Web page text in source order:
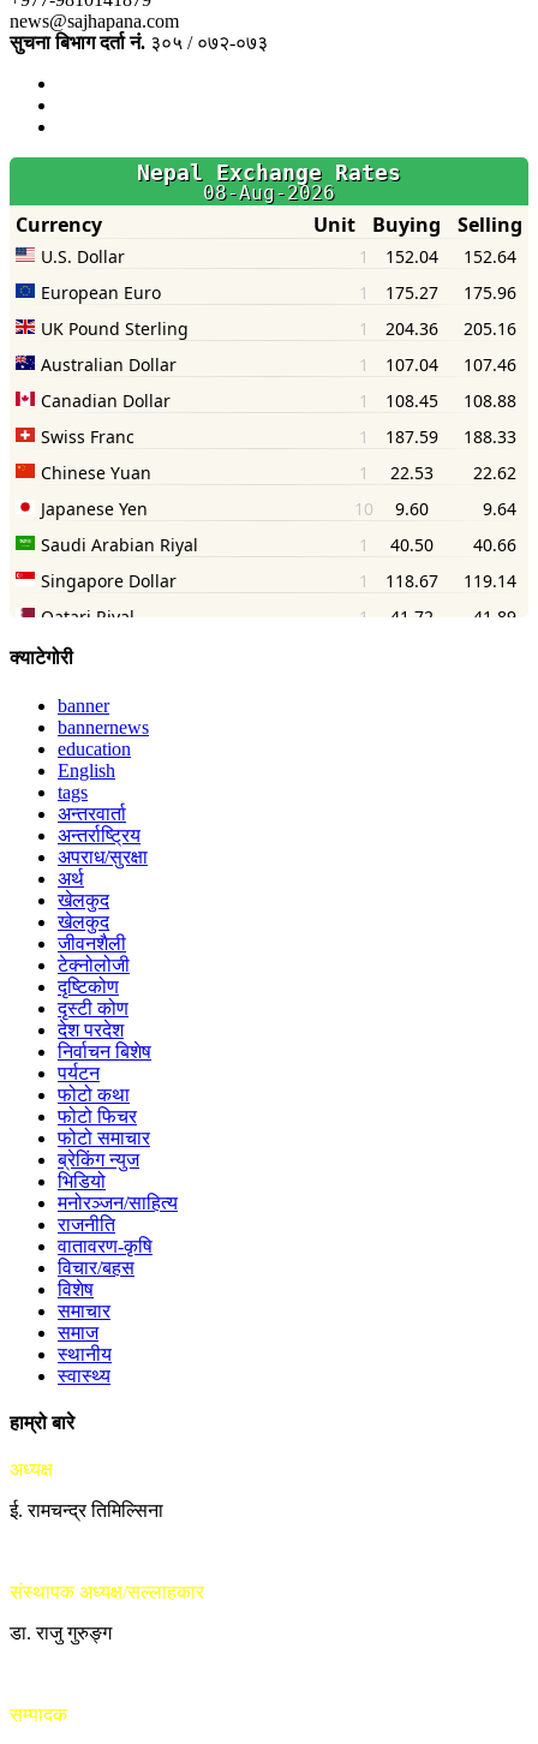
news@sajhapana.com
सुचना बिभाग दर्ता नं. ३०५ / ०७२-०७३
क्याटेगोरी
banner
bannernews
education
English
tags
अन्तरवार्ता
अन्तर्राष्ट्रिय
अपराध/सुरक्षा
अर्थ
खेलकुद
खेलकुद
जीवनशैली
टेक्नोलोजी
दृष्टिकोण
दृस्टी कोण
देश परदेश
निर्वाचन बिशेष
पर्यटन
फोटो कथा
फोटो फिचर
फोटो समाचार
ब्रेकिंग न्युज
भिडियो
मनोरञ्जन/साहित्य
राजनीति
वातावरण-कृषि
विचार/बहस
विशेष
समाचार
समाज
स्थानीय
स्वास्थ्य
हाम्रो बारे
अध्यक्ष
ई. रामचन्द्र तिमिल्सिना
संस्थापक अध्यक्ष/सल्लाहकार
डा. राजु गुरुङ्ग
सम्पादक